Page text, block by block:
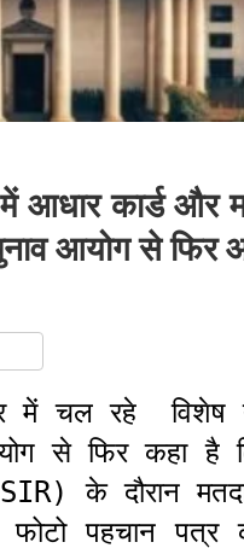
में आधार कार्ड और
आयोग से फिर
में चल रहे विशेष
से फिर कहा है
के दौरान
पहचान पत्र